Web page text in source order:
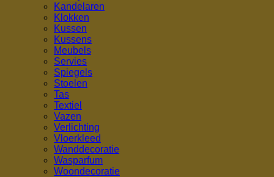
Kandelaren
Klokken
Kussen
Kussens
Meubels
Servies
Spiegels
Stoelen
Tas
Textiel
Vazen
Verlichting
Vloerkleed
Wanddecoratie
Wasparfum
Woondecoratie